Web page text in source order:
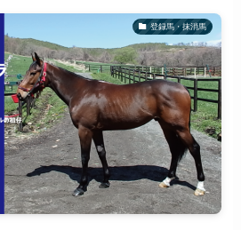
登録馬・抹消馬